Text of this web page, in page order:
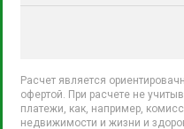
Расчет является
офертой. При расчете не
платежи, как, например,
недвижимости и жизни и